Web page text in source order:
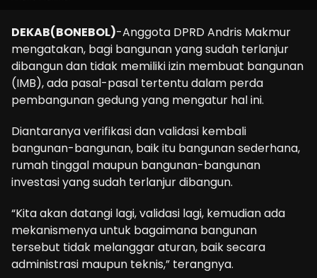
DEKAB(BONEBOL)-Anggota DPRD Andris Makmur
mengatakan, bagi bangunan yang sudah terlanjur
dibangun dan tidak memiliki izin membuat bangunan
(IMB), ada pasal-pasal tertentu dalam perda
pembangunan gedung yang mengatur hal ini.
Diantaranya verifikasi dan validasi kembali
bangunan-bangunan, baik itu bangunan sederhana,
rumah tinggal maupun bangunan-bangunan
investasi yang sudah terlanjur dibangun.
“Kita akan datangi lagi, validasi lagi, kemudian ada
mekanismenya untuk bagaimana bangunan
tersebut tidak melanggar aturan, baik secara
administrasi maupun teknis,” terangnya.